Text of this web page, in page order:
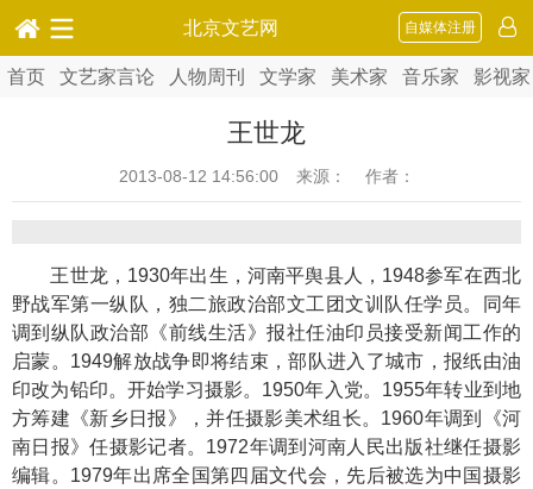
北京文艺网 自媒体注册
首页 文艺家言论 人物周刊 文学家 美术家 音乐家 影视家
王世龙
2013-08-12 14:56:00 来源： 作者：
王世龙，1930年出生，河南平舆县人，1948参军在西北
野战军第一纵队，独二旅政治部文工团文训队任学员。同年
调到纵队政治部《前线生活》报社任油印员接受新闻工作的
启蒙。1949解放战争即将结束，部队进入了城市，报纸由油
印改为铅印。开始学习摄影。1950年入党。1955年转业到地
方筹建《新乡日报》，并任摄影美术组长。1960年调到《河
南日报》任摄影记者。1972年调到河南人民出版社继任摄影
编辑。1979年出席全国第四届文代会，先后被选为中国摄影